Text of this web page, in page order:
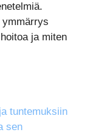
ymmärrys
ja miten
tuntemuksiin
sen